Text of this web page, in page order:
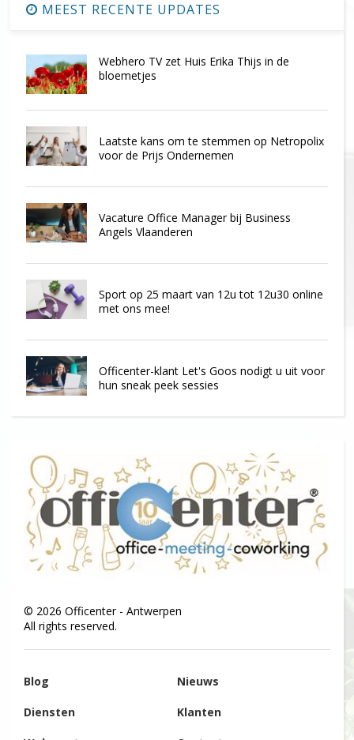
MEEST RECENTE UPDATES
Webhero TV zet Huis Erika Thijs in de
bloemetjes
Laatste kans om te stemmen op Netropolix
voor de Prijs Ondernemen
Vacature Office Manager bij Business
Angels Vlaanderen
Sport op 25 maart van 12u tot 12u30 online
met ons mee!
Officenter-klant Let's Goos nodigt u uit voor
hun sneak peek sessies
© 2026 Officenter - Antwerpen
All rights reserved.
Blog Nieuws
Diensten Klanten